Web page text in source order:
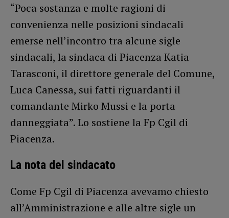
“Poca sostanza e molte ragioni di
convenienza nelle posizioni sindacali
emerse nell’incontro tra alcune sigle
sindacali, la sindaca di Piacenza Katia
Tarasconi, il direttore generale del Comune,
Luca Canessa, sui fatti riguardanti il
comandante Mirko Mussi e la porta
danneggiata”. Lo sostiene la Fp Cgil di
Piacenza.
La nota del sindacato
Come Fp Cgil di Piacenza avevamo chiesto
all’Amministrazione e alle altre sigle un